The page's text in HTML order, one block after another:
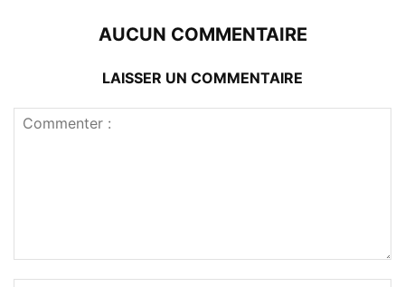
AUCUN COMMENTAIRE
LAISSER UN COMMENTAIRE